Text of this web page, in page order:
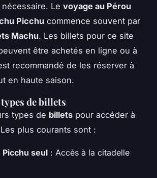
Le voyage au Pérou
Picchu commence souvent par
Machu. Les billets pour ce site
être achetés en ligne ou à
recommandé de les réserver à
en haute saison.
de billets
types de billets pour accéder à
plus courants sont :
Picchu seul : Accès à la citadelle